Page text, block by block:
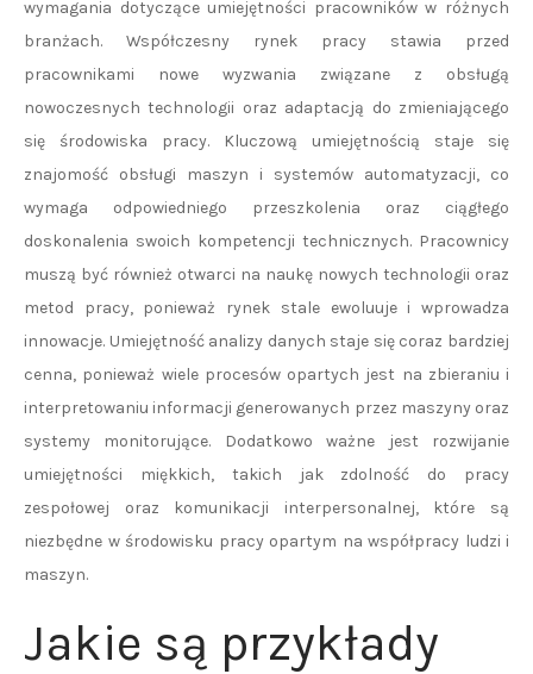
wymagania dotyczące umiejętności pracowników w różnych
branżach. Współczesny rynek pracy stawia przed
pracownikami nowe wyzwania związane z obsługą
nowoczesnych technologii oraz adaptacją do zmieniającego
się środowiska pracy. Kluczową umiejętnością staje się
znajomość obsługi maszyn i systemów automatyzacji, co
wymaga odpowiedniego przeszkolenia oraz ciągłego
doskonalenia swoich kompetencji technicznych. Pracownicy
muszą być również otwarci na naukę nowych technologii oraz
metod pracy, ponieważ rynek stale ewoluuje i wprowadza
innowacje. Umiejętność analizy danych staje się coraz bardziej
cenna, ponieważ wiele procesów opartych jest na zbieraniu i
interpretowaniu informacji generowanych przez maszyny oraz
systemy monitorujące. Dodatkowo ważne jest rozwijanie
umiejętności miękkich, takich jak zdolność do pracy
zespołowej oraz komunikacji interpersonalnej, które są
niezbędne w środowisku pracy opartym na współpracy ludzi i
maszyn.
Jakie są przykłady